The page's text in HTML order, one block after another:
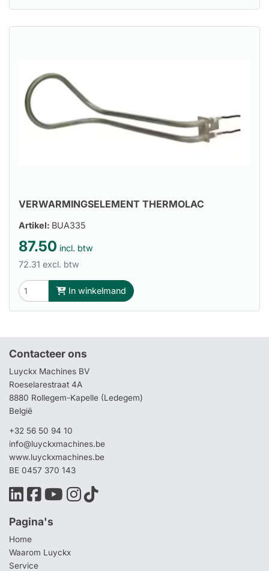
VERWARMINGSELEMENT THERMOLAC
Artikel: BUA335
87.50 incl. btw
72.31 excl. btw
In winkelmand
Contacteer ons
Luyckx Machines BV
Roeselarestraat 4A
8880 Rollegem-Kapelle (Ledegem)
België
+32 56 50 94 10
info@luyckxmachines.be
www.luyckxmachines.be
BE 0457 370 143
Pagina's
Home
Waarom Luyckx
Service